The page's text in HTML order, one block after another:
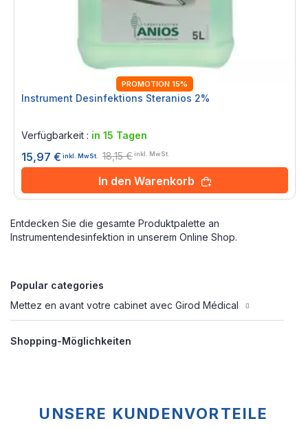
PROMOTION 15%
Instrument Desinfektions Steranios 2%
Verfügbarkeit : in 15 Tagen
15,97 € inkl. MwSt. 18,15 €inkl. MwSt.
In den Warenkorb
Entdecken Sie die gesamte Produktpalette an
Instrumentendesinfektion in unserem Online Shop.
Popular categories
Mettez en avant votre cabinet avec Girod Médical
Shopping-Möglichkeiten
UNSERE KUNDENVORTEILE